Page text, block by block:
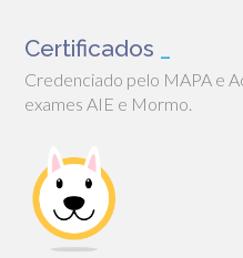
Certificados
Credenciado pelo MAPA e
exames AIE e Mormo.